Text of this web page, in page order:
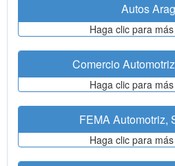
Autos
Haga clic para
Comercio
Haga clic para
FEMA Automotriz,
Haga clic para